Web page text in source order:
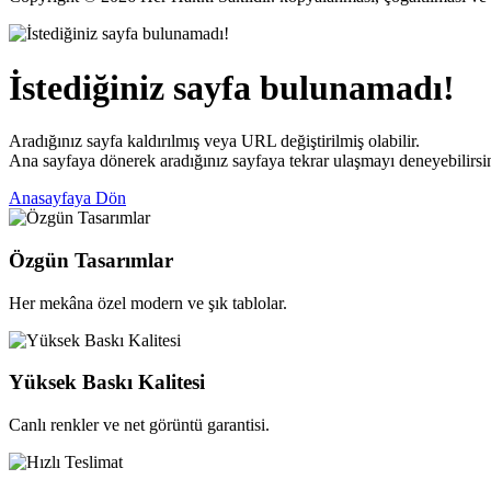
İstediğiniz sayfa bulunamadı!
Aradığınız sayfa kaldırılmış veya URL değiştirilmiş olabilir.
Ana sayfaya dönerek aradığınız sayfaya tekrar ulaşmayı
Anasayfaya Dön
Özgün Tasarımlar
Her mekâna özel modern ve şık tablolar.
Yüksek Baskı Kalitesi
Canlı renkler ve net görüntü garantisi.